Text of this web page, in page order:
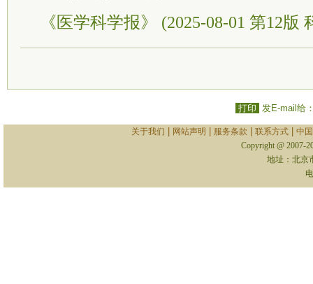
《医学科学报》 (2025-08-01 第12版
打印 发E-mail给
关于我们 网站声明 服务条款 联系方式| 中
Copyright @ 2007-
地址：北京